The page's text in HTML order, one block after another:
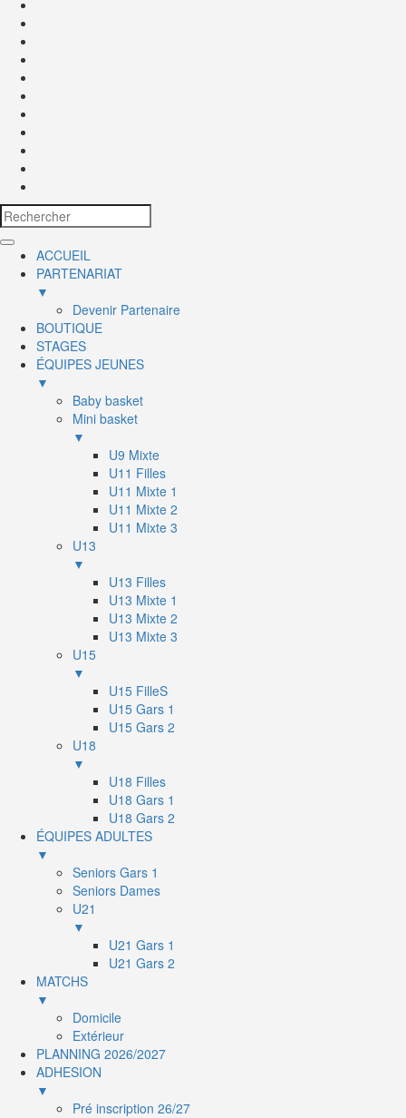
ACCUEIL
PARTENARIAT
▼
Devenir Partenaire
BOUTIQUE
STAGES
ÉQUIPES JEUNES
▼
Baby basket
Mini basket
▼
U9 Mixte
U11 Filles
U11 Mixte 1
U11 Mixte 2
U11 Mixte 3
U13
▼
U13 Filles
U13 Mixte 1
U13 Mixte 2
U13 Mixte 3
U15
▼
U15 FilleS
U15 Gars 1
U15 Gars 2
U18
▼
U18 Filles
U18 Gars 1
U18 Gars 2
ÉQUIPES ADULTES
▼
Seniors Gars 1
Seniors Dames
U21
▼
U21 Gars 1
U21 Gars 2
MATCHS
▼
Domicile
Extérieur
PLANNING 2026/2027
ADHESION
▼
Pré inscription 26/27